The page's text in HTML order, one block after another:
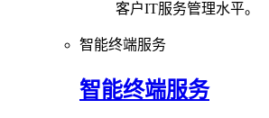
客户IT服务管理水平。
智能终端服务
智能终端服务